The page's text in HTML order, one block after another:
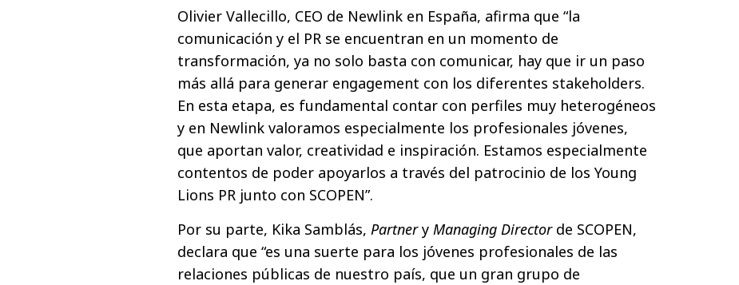
Olivier Vallecillo, CEO de Newlink en España, afirma que “la
comunicación y el PR se encuentran en un momento de
transformación, ya no solo basta con comunicar, hay que ir un paso
más allá para generar engagement con los diferentes stakeholders.
En esta etapa, es fundamental contar con perfiles muy heterogéneos
y en Newlink valoramos especialmente los profesionales jóvenes,
que aportan valor, creatividad e inspiración. Estamos especialmente
contentos de poder apoyarlos a través del patrocinio de los Young
Lions PR junto con SCOPEN”.
Por su parte, Kika Samblás, Partnery Managing Directorde SCOPEN,
declara que “es una suerte para los jóvenes profesionales de las
relaciones públicas de nuestro país, que un gran grupo de